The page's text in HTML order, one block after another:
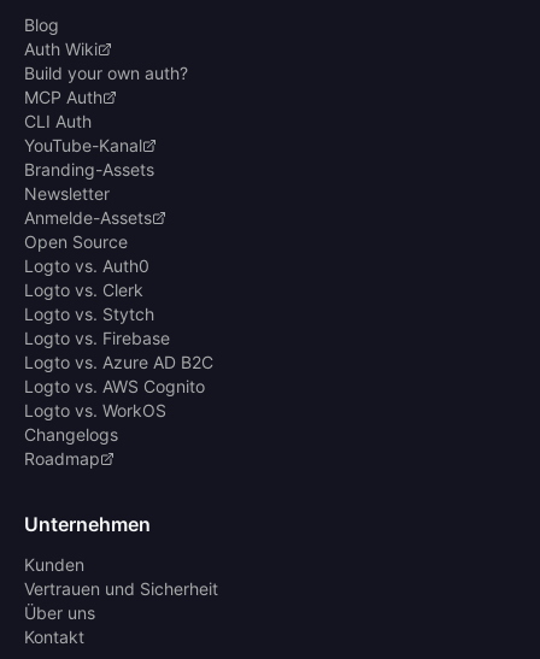
Blog
Auth Wiki
Build your own auth?
MCP Auth
CLI Auth
YouTube-Kanal
Branding-Assets
Newsletter
Anmelde-Assets
Open Source
Logto vs. Auth0
Logto vs. Clerk
Logto vs. Stytch
Logto vs. Firebase
Logto vs. Azure AD B2C
Logto vs. AWS Cognito
Logto vs. WorkOS
Changelogs
Roadmap
Unternehmen
Kunden
Vertrauen und Sicherheit
Über uns
Kontakt